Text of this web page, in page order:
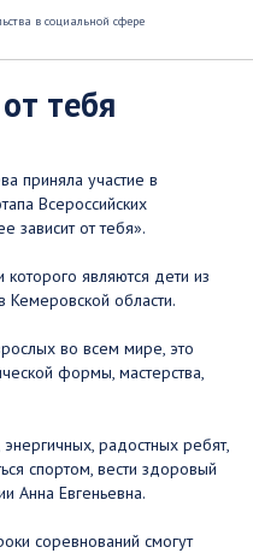
в социальной сфере
тебя
приняла участие в
Всероссийских
зависит от тебя». ⠀
которого являются дети из
области. ⠀
во всем мире, это
формы, мастерства,
радостных ребят,
спортом, вести здоровый
Анна Евгеньевна. ⠀
соревнований смогут